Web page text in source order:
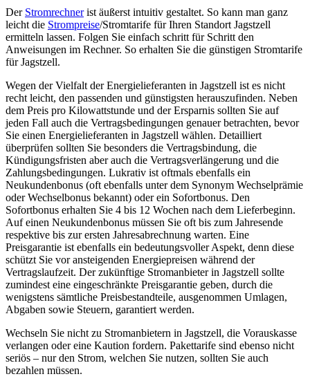
Der Stromrechnerist äußerst intuitiv gestaltet. So kann man ganz
leicht die Strompreise/Stromtarife für Ihren Standort Jagstzell
ermitteln lassen. Folgen Sie einfach schritt für Schritt den
Anweisungen im Rechner. So erhalten Sie die günstigen Stromtarife
für Jagstzell.
Wegen der Vielfalt der Energielieferanten in Jagstzell ist es nicht
recht leicht, den passenden und günstigsten herauszufinden. Neben
dem Preis pro Kilowattstunde und der Ersparnis sollten Sie auf
jeden Fall auch die Vertragsbedingungen genauer betrachten, bevor
Sie einen Energielieferanten in Jagstzell wählen. Detailliert
überprüfen sollten Sie besonders die Vertragsbindung, die
Kündigungsfristen aber auch die Vertragsverlängerung und die
Zahlungsbedingungen. Lukrativ ist oftmals ebenfalls ein
Neukundenbonus (oft ebenfalls unter dem Synonym Wechselprämie
oder Wechselbonus bekannt) oder ein Sofortbonus. Den
Sofortbonus erhalten Sie 4 bis 12 Wochen nach dem Lieferbeginn.
Auf einen Neukundenbonus müssen Sie oft bis zum Jahresende
respektive bis zur ersten Jahresabrechnung warten. Eine
Preisgarantie ist ebenfalls ein bedeutungsvoller Aspekt, denn diese
schützt Sie vor ansteigenden Energiepreisen während der
Vertragslaufzeit. Der zukünftige Stromanbieter in Jagstzell sollte
zumindest eine eingeschränkte Preisgarantie geben, durch die
wenigstens sämtliche Preisbestandteile, ausgenommen Umlagen,
Abgaben sowie Steuern, garantiert werden.
Wechseln Sie nicht zu Stromanbietern in Jagstzell, die Vorauskasse
verlangen oder eine Kaution fordern. Pakettarife sind ebenso nicht
seriös – nur den Strom, welchen Sie nutzen, sollten Sie auch
bezahlen müssen.